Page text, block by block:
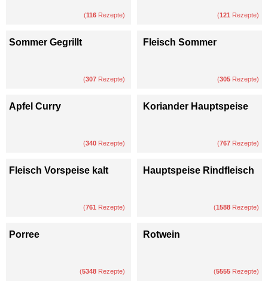
(116 Rezepte) (121 Rezepte)
Sommer Gegrillt
(307 Rezepte)
Fleisch Sommer
(305 Rezepte)
Apfel Curry
(340 Rezepte)
Koriander Hauptspeise
(767 Rezepte)
Fleisch Vorspeise kalt
(761 Rezepte)
Hauptspeise Rindfleisch
(1588 Rezepte)
Porree
(5348 Rezepte)
Rotwein
(5555 Rezepte)